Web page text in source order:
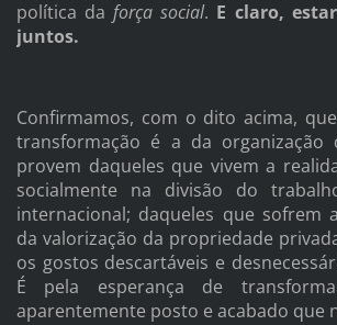
política daforça social. E claro,
juntos.
Confirmamos, com o dito acima,
transformação é a da organização
provem daqueles que vivem a
socialmente na divisão do
internacional; daqueles que sofrem
da valorização da propriedade
os gostos descartáveis e
É pela esperança de
aparentemente posto e acabado que